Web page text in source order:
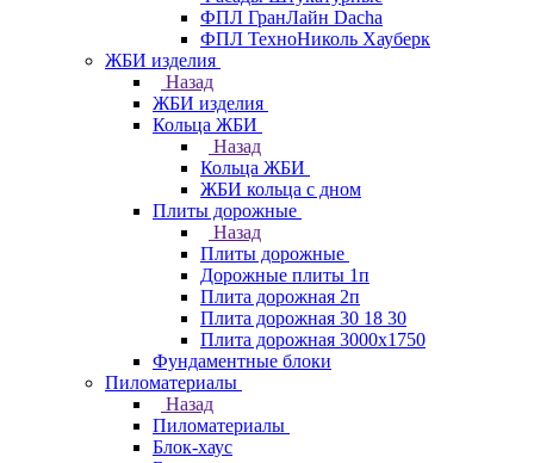
ФПЛ ГранЛайн Dacha
ФПЛ ТехноНиколь Хауберк
ЖБИ изделия
Назад
ЖБИ изделия
Кольца ЖБИ
Назад
Кольца ЖБИ
ЖБИ кольца с дном
Плиты дорожные
Назад
Плиты дорожные
Дорожные плиты 1п
Плита дорожная 2п
Плита дорожная 30 18 30
Плита дорожная 3000х1750
Фундаментные блоки
Пиломатериалы
Назад
Пиломатериалы
Блок-хаус